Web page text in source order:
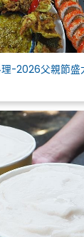
-2026父親節盛